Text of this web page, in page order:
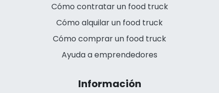
Cómo contratar un food truck
Cómo alquilar un food truck
Cómo comprar un food truck
Ayuda a emprendedores
Información